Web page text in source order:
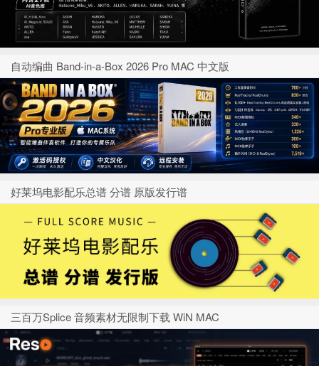
自动编曲 Band-in-a-Box 2026 Pro MAC 中文版
好莱坞电影配乐总谱 分谱 原版发行谱
三百万Splice 音频素材无限制下载 WiN MAC